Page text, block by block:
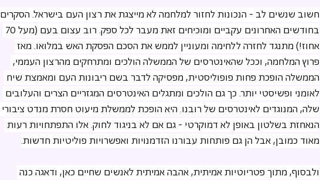
חשוב שנשים לב - הנכונות לחזור למלחמה לא מייצגת את רצון העם בישראל. הסקרים
אחוז!) מתנגד לחזרה ללחימה ומעוניין לממש את הסכם הפסקת האש במלואו. מאז
פרוץ המלחמה, וככל שהאינטרסים של הממשלה הולכים ומתרחקים מהרצון העממי,
הממשלה הופכת פחות פופוליסטית, מפסיקה לדבר בשם ריבונות העם ומאמצת שיח
לאומני ופשיסטי יותר. כך גם הולכים ומתגלים האינטרסים המגזריים הצרים והעלובים
שלה, המנוגדים לאינטרסים של רובנו. היא הופכת לממשלת מיעוט חסרת מנדט ציבורי
הנאחזת בשלטון באופן לא דמוקרטי - גם אם לא בניגוד לחוק. אלו התפתחויות רעות
מאוד כמובן, אבל הן גם פותחות עבורנו הזדמנויות ואפשרויות פוליטיות חדשות.
ולבסוף, מתוך פטריוטיות אמיתית, אהבה אמיתית לאנשים שחיים כאן, ודאגה כנה